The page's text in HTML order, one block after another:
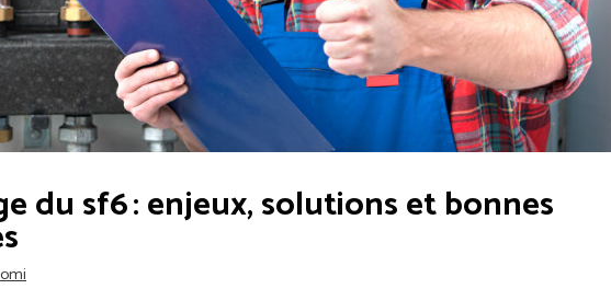
du sf6 : enjeux, solutions et bonnes